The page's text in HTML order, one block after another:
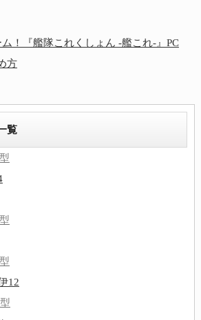
！『艦隊これくしょん -艦これ-』PC
方
覧
12